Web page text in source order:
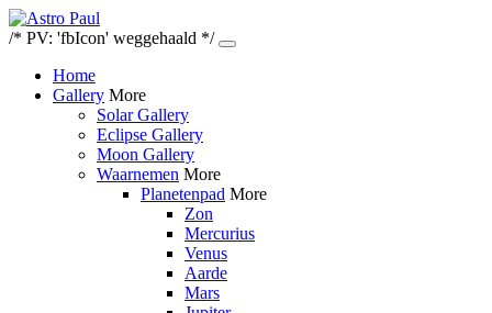
/* PV: 'fbIcon' weggehaald */
Home
Gallery More
Solar Gallery
Eclipse Gallery
Moon Gallery
Waarnemen More
Planetenpad More
Zon
Mercurius
Venus
Aarde
Mars